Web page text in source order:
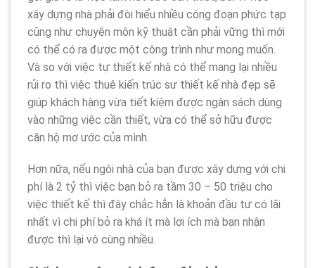
xây dựng nhà phải đòi hiểu nhiều công đoạn phức tạp
cũng như chuyên môn kỹ thuật cần phải vững thì mới
có thể có ra được một công trình như mong muốn.
Và so với việc tự thiết kế nhà có thể mang lại nhiều
rủi ro thì việc thuê kiến trúc sư thiết kế nhà đẹp sẽ
giúp khách hàng vừa tiết kiệm được ngân sách dùng
vào những việc cần thiết, vừa có thể sở hữu được
căn hộ mơ ước của mình.
Hơn nữa, nếu ngôi nhà của bạn được xây dựng với chi
phí là 2 tỷ thì việc bạn bỏ ra tầm 30 – 50 triệu cho
việc thiết kế thì đây chắc hẳn là khoản đầu tư có lãi
nhất vì chi phí bỏ ra khá ít mà lợi ích mà bạn nhận
được thì lại vô cùng nhiều.